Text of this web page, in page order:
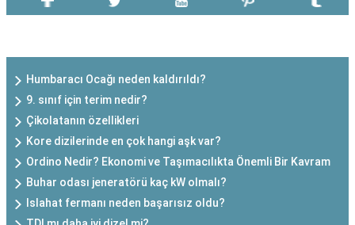
Humbaracı Ocağı neden kaldırıldı?
9. sınıf için terim nedir?
Çikolatanın özellikleri
Kore dizilerinde en çok hangi aşk var?
Ordino Nedir? Ekonomi ve Taşımacılıkta Önemli Bir Kavram
Buhar odası jeneratörü kaç kW olmalı?
Islahat fermanı neden başarısız oldu?